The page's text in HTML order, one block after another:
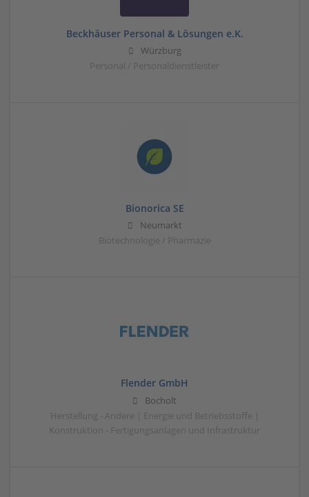
Beckhäuser Personal & Lösungen e.K.
Würzburg
Personal / Personaldienstleister
Bionorica SE
Neumarkt
Biotechnologie / Pharmazie
Flender GmbH
Bocholt
Herstellung - Andere | Energie und Betriebsstoffe |
Konstruktion - Fertigungsanlagen und Infrastruktur